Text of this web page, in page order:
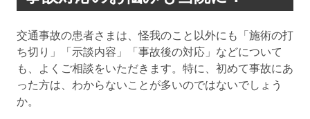
交通事故の患者さまは、怪我のこと以外にも「施術の打
ち切り」「示談内容」「事故後の対応」などについて
も、よくご相談をいただきます。特に、初めて事故にあ
った方は、わからないことが多いのではないでしょう
か。